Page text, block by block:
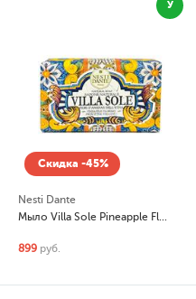
У
Скидка -45%
Nesti Dante
Мыло Villa Sole Pineapple Flowers From Etna Volcano (Цветы Этны)
899 руб.